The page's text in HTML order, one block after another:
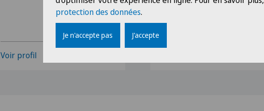
Voir profil
protection des données.
Je n'accepte pas J'accepte